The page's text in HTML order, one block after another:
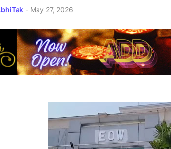
- May 27, 2026